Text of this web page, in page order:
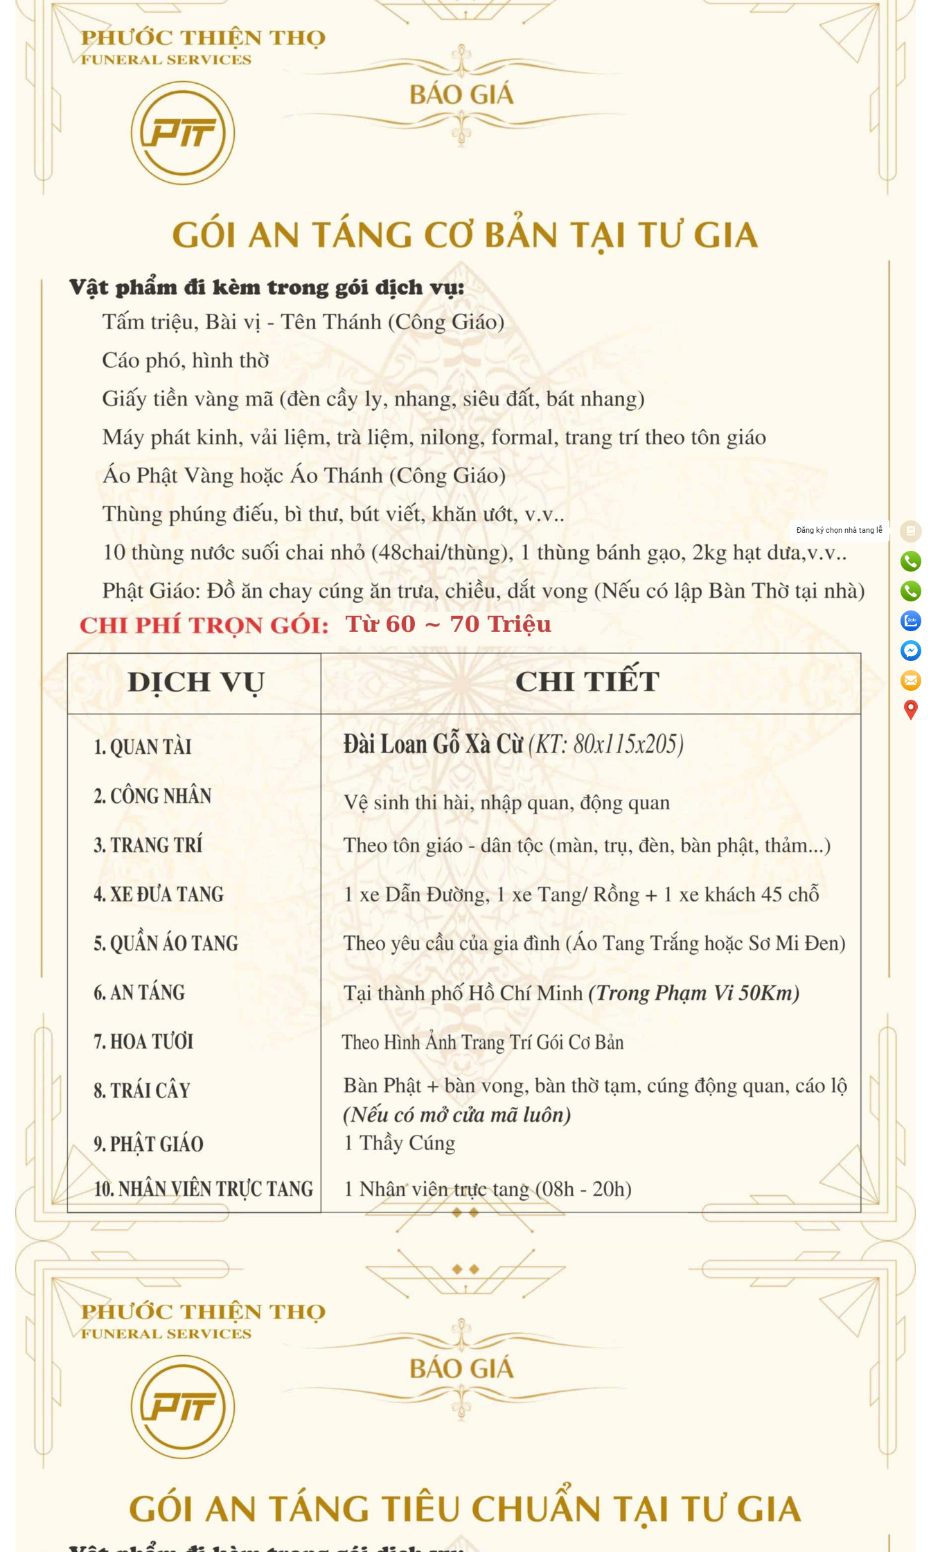
NHÀ TANG LỄ CHÙA VĨNH NGHIÊM
DỊCH VỤ TRUNG TÂM HOẢ TÁNG BÌNH HƯNG HOÀ
DỊCH VỤ MAI TÁNG TRỌN GÓI CÁC TỈNH THÀNH
Nhà tang lễ TPHCM - Phước Thiện Thọ nhận mai táng trọn
gói uy tín
Dịch vụ hỏa táng TPHCM của Phước Thiện Thọ - Đảm bảo
Dịch vụ an táng TPHCM cho người theo đạo – Đảm bảo
Dịch vụ tang lễ TPHCM trang nghiêm, tận tâm và đúng
yêu cầu - Phước Thiện Thọ
Dịch vụ hỏa táng và an táng tiêu chuẩn tại nhà tang lễ
quận 7 - Phước Thiện Thọ
Phước Thiện Thọ - Nhà tang lễ quận Gò Vấp chuyên
Tổ chức dịch vụ tại tư gia - Phước Thiện Thọ nhận tổ chức
Đăng Quang - Tổ chức lễ tang trang trọng và chu đáo
Phước Thiện Thọ - Nhà tang lễ quận 3 - Vãng Sanh Đường
Chùa Vĩnh Nghiêm cung cấp dịch vụ tổ chức lễ tang theo
Địa chỉ nhà tang lễ Phú Nhuận uy tín cung cấp giải pháp
làm tang lễ trọn gói
Nhà tang lễ Tân Bình - Nhà tang lễ bv Thống Nhất: đồng
hành cùng gia đình trong nỗi đau
Tìm hiểu các gói dịch vụ tang lễ tại nhà tang lễ Bình Tân -
Dịch vụ mai táng trọn gói chu đáo nhất của nhà tang lễ
quận 10 Phước Thiện Thọ
Phước Thiện Thọ - Nhà tang lễ quận Bình Thạnh - Vãng
sanh đường chùa Bồ Đề, vãng sanh đường chùa Pháp
Luôn an tâm với dịch vụ hỏa táng phục vụ tại tư gia quận
Báo chí nói gì về Phước Thiện Thọ
DỊCH VỤ MAI TÁNG & TỔ CHỨC TANG LỄ CHẤT LƯỢNG
TỐT NHẤT – 25 NĂM HÀNH TRÌNH TRAO GỬI AN YÊN
Đăng ký chọn nhà tang lễ